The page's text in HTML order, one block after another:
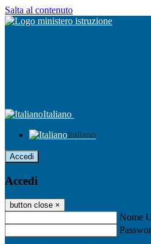
Salta al contenuto
Italiano
Italiano
Accedi
Accedi
button close ×
Nome